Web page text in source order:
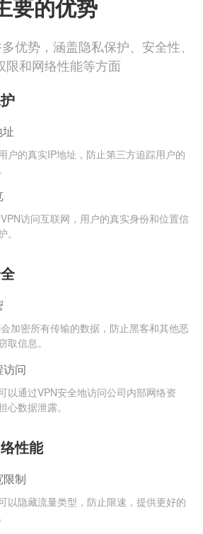
要的优势
优势，涵盖隐私保护、安全性、
限和网络性能等方面
户的真实IP地址，防止第三方追踪用户的
访问互联网，用户的真实身份和位置信
。
加密所有传输的数据，防止黑客和其他恶
取信息。
问
以通过VPN安全地访问公司内部网络资
心数据泄露。
性能
制
以隐藏流量类型，防止限速，提供更好的